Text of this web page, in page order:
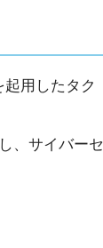
用したタク
、サイバーセ